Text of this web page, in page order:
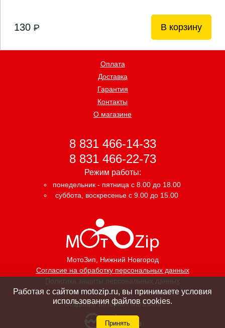
130 P В корзину
МотоЗип, Нижний Новгород
Согласие на обработку персональных данных
Политика защиты персональных данных
Оплата
Доставка
Гарантия
Контакты
О магазине
8 831 466-14-33
8 831 466-22-73
Режим работы:
понедельник - пятница с 8.00 до 18.00
суббота, воскресенье с 9.00 до 15.00
Создание интернет магазина
Работая с сайтом motozip.ru, вы принимаете условия
использования файлов cookies.
Принять